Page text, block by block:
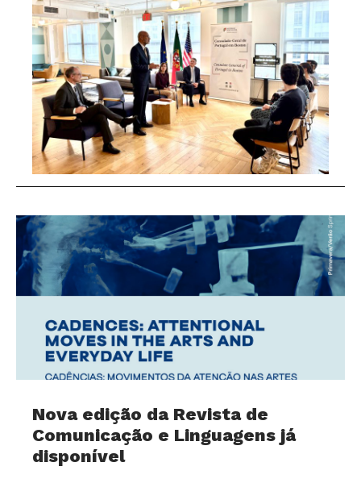
Nova edição da Revista de
Comunicação e Linguagens já
disponível